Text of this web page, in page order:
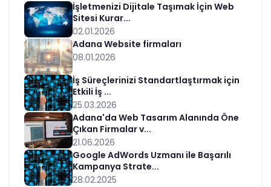
İşletmenizi Dijitale Taşımak İçin Web
Sitesi Kurar...
02.01.2026
Adana Website firmaları
08.01.2026
İş Süreçlerinizi Standartlaştırmak için
Etkili İş ...
25.03.2026
Adana'da Web Tasarım Alanında Öne
Çıkan Firmalar v...
21.06.2026
Google AdWords Uzmanı ile Başarılı
Kampanya Strate...
28.02.2025